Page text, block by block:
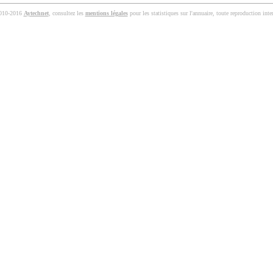
2016 Aytechnet, consultez les mentions légalespour les statistiques sur l'annuaire, toute reproduction